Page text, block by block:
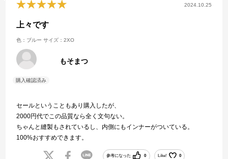
2024.10.25
上々です
色：ブルー サイズ：2XO
もそまつ
セールということもあり購入したが、
2000円代でこの品質なら全く文句ない。
ちゃんと縫製もされているし、内側にもインナーがついている。
100%おすすめできます。
参考になった 0 Like! 0